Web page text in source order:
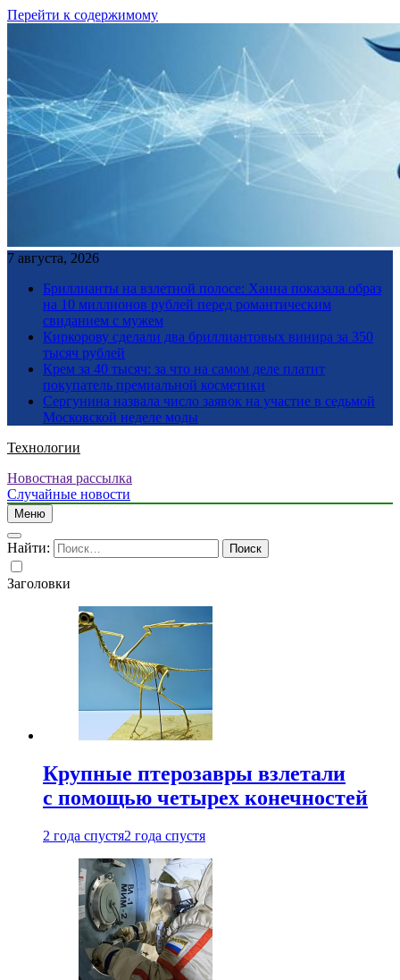
Перейти к содержимому
7 августа, 2026
Бриллианты на взлетной полосе: Ханна показала образ
на 10 миллионов рублей перед романтическим
свиданием с мужем
Киркорову сделали два бриллиантовых винира за 350
тысяч рублей
Крем за 40 тысяч: за что на самом деле платит
покупатель премиальной косметики
Сергунина назвала число заявок на участие в седьмой
Московской неделе моды
Технологии
Новостная рассылка
Случайные новости
Меню
Найти:
Заголовки
Крупные птерозавры взлетали
с помощью четырех конечностей
2 года спустя2 года спустя